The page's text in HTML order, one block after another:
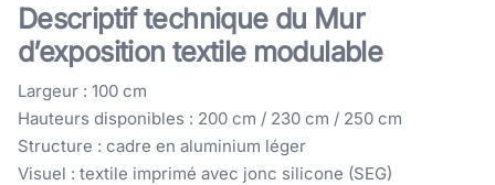
Descriptif technique du Mur
d’exposition textile modulable
Largeur : 100 cm
Hauteurs disponibles : 200 cm / 230 cm / 250 cm
Structure : cadre en aluminium léger
Visuel : textile imprimé avec jonc silicone (SEG)